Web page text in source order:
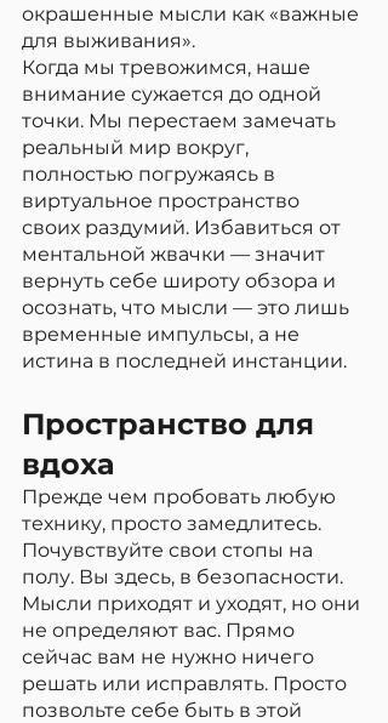
окрашенные мысли как «важные
для выживания».
Когда мы тревожимся, наше
внимание сужается до одной
точки. Мы перестаем замечать
реальный мир вокруг,
полностью погружаясь в
виртуальное пространство
своих раздумий. Избавиться от
ментальной жвачки — значит
вернуть себе широту обзора и
осознать, что мысли — это лишь
временные импульсы, а не
истина в последней инстанции.
Пространство для
вдоха
Прежде чем пробовать любую
технику, просто замедлитесь.
Почувствуйте свои стопы на
полу. Вы здесь, в безопасности.
Мысли приходят и уходят, но они
не определяют вас. Прямо
сейчас вам не нужно ничего
решать или исправлять. Просто
позвольте себе быть в этой